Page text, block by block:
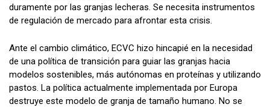
duramente por las granjas lecheras. Se necesita instrumentos
de regulación de mercado para afrontar esta crisis.
Ante el cambio climático, ECVC hizo hincapié en la necesidad
de una política de transición para guiar las granjas hacia
modelos sostenibles, más autónomas en proteínas y utilizando
pastos. La política actualmente implementada por Europa
destruye este modelo de granja de tamaño humano. No se